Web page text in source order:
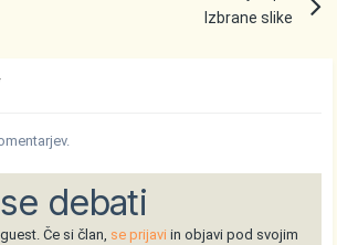
Izbrane slike
debati
Če si član, se prijavi in objavi pod svojim